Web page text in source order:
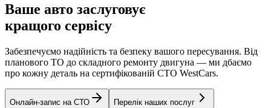
Ваше авто заслуговує
кращого сервісу
Забезпечуємо надійність та безпеку вашого пересування. Від
планового ТО до складного ремонту двигуна — ми дбаємо
про кожну деталь на сертифікованій СТО WestCars.
Онлайн-запис на СТО Перелік наших послуг